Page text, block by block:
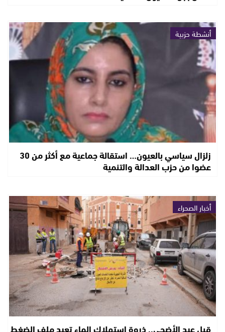
أنشطة حزبية
زلزال سياسي بالعيون… استقالة جماعية مع أكثر من 30
عضوا من حزب العدالة والتنمية
أخبار الصحراء
قبل عيد الأضحى.. ذروة استهلاك الماء تعيد ملف الضغط